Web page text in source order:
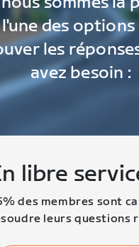
des options
les
avez besoin :
libre
des membres sont
leurs questions